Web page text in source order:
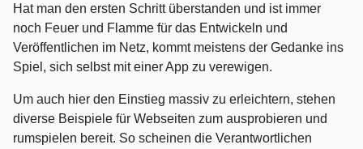
Hat man den ersten Schritt überstanden und ist immer
noch Feuer und Flamme für das Entwickeln und
Veröffentlichen im Netz, kommt meistens der Gedanke ins
Spiel, sich selbst mit einer App zu verewigen.
Um auch hier den Einstieg massiv zu erleichtern, stehen
diverse Beispiele für Webseiten zum ausprobieren und
rumspielen bereit. So scheinen die Verantwortlichen